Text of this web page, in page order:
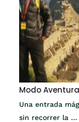
Modo Aventura
Una entrada
sin recorrer la …